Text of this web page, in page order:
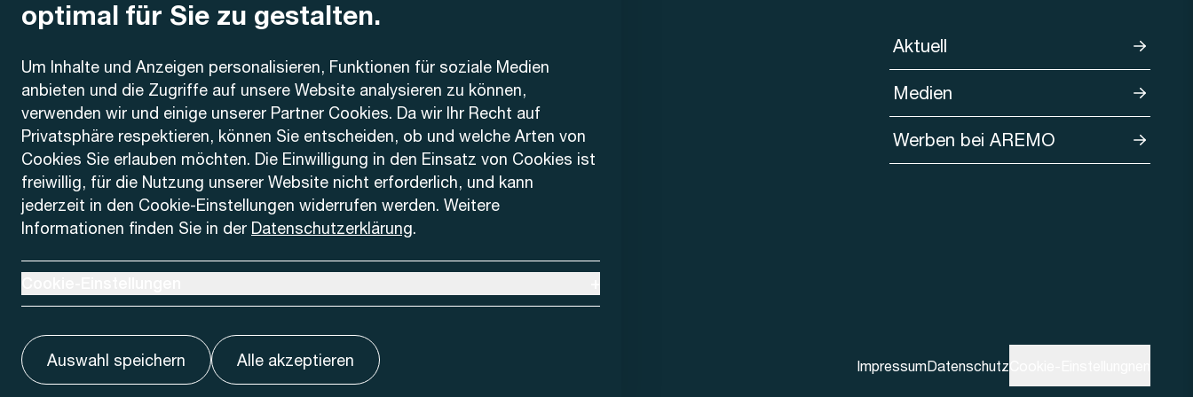
optimal für Sie zu gestalten.
Um Inhalte und Anzeigen personalisieren, Funktionen für soziale Medien
anbieten und die Zugriffe auf unsere Website analysieren zu können,
verwenden wir und einige unserer Partner Cookies. Da wir Ihr Recht auf
Privatsphäre respektieren, können Sie entscheiden, ob und welche Arten von
Cookies Sie erlauben möchten. Die Einwilligung in den Einsatz von Cookies ist
freiwillig, für die Nutzung unserer Website nicht erforderlich, und kann
jederzeit in den Cookie-Einstellungen widerrufen werden. Weitere
Informationen finden Sie in der Datenschutzerklärung.
Auswahl speichern Alle akzeptieren
AREMO
Busbetrieb Solothurn Grenchen und Umgebung AG
Dornacherstrasse 48
4500 Solothurn
Telefon
+41 32 622 37 22
Kontaktformular
Aktuell
Medien
Werben bei AREMO
ImpressumDatenschutz